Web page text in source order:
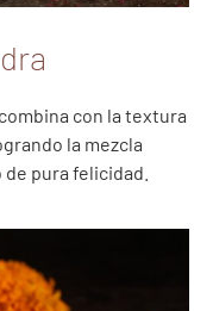
con la textura
la mezcla
pura felicidad.